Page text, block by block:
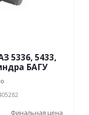
5336, 5433,
БАГУ
Финальная цена